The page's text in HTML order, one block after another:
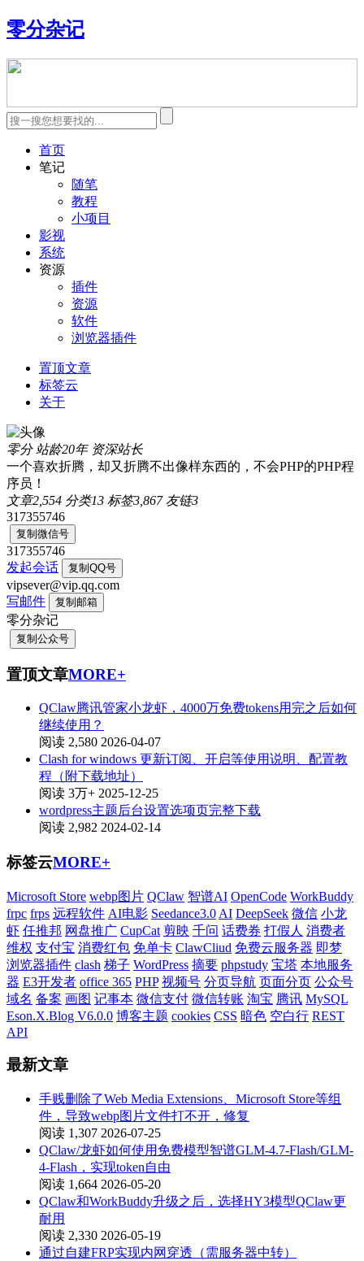
零分杂记
首页
笔记
随笔
教程
小项目
影视
系统
资源
插件
资源
软件
浏览器插件
置顶文章
标签云
关于
零分 站龄20年 资深站长
一个喜欢折腾，却又折腾不出像样东西的，不会PHP的PHP程
序员！
文章2,554 分类13 标签3,867 友链3
317355746
复制微信号
317355746
发起会话
复制QQ号
vipsever@vip.qq.com
写邮件
复制邮箱
零分杂记
复制公众号
置顶文章MORE+
QClaw腾讯管家小龙虾，4000万免费tokens用完之后如何
继续使用？
阅读 2,580 2026-04-07
Clash for windows 更新订阅、开启等使用说明、配置教
程（附下载地址）
阅读 3万+ 2025-12-25
wordpress主题后台设置选项页完整下载
阅读 2,982 2024-02-14
标签云MORE+
Microsoft Store webp图片 QClaw 智谱AI OpenCode WorkBuddy
frpc frps 远程软件 AI电影 Seedance3.0 AI DeepSeek 微信 小龙
虾 任推邦 网盘推广 CupCat 剪映 千问 话费券 打假人 消费者
维权 支付宝 消费红包 免单卡 ClawCliud 免费云服务器 即梦
浏览器插件 clash 梯子 WordPress 摘要 phpstudy 宝塔 本地服务
器 E3开发者 office 365 PHP 视频号 分页导航 页面分页 公众号
域名 备案 画图 记事本 微信支付 微信转账 淘宝 腾讯 MySQL
Eson.X.Blog V6.0.0 博客主题 cookies CSS 暗色 空白行 REST
API
最新文章
手贱删除了Web Media Extensions、Microsoft Store等组
件，导致webp图片文件打不开，修复
阅读 1,307 2026-07-25
QClaw/龙虾如何使用免费模型智谱GLM-4.7-Flash/GLM-
4-Flash，实现token自由
阅读 1,664 2026-05-20
QClaw和WorkBuddy升级之后，选择HY3模型QClaw更
耐用
阅读 2,330 2026-05-19
通过自建FRP实现内网穿透（需服务器中转）